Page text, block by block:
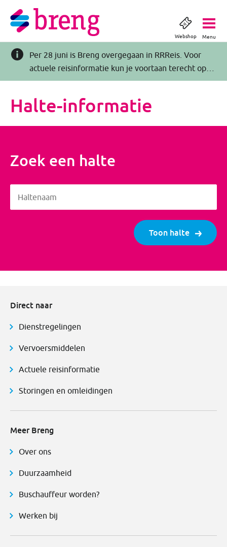
Webshop Menu
Per 28 juni is Breng overgegaan in RRReis. Voor
actuele reisinformatie kun je voortaan terecht op
RRReis.nl >>
Halte-informatie
Zoek een halte
Haltenaam
Toon halte
Direct naar
Dienstregelingen
Vervoersmiddelen
Actuele reisinformatie
Storingen en omleidingen
Meer Breng
Over ons
Duurzaamheid
Buschauffeur worden?
Werken bij